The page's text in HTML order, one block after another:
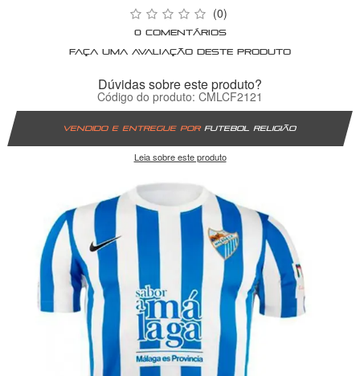
(0)
0 comentários
Faça uma avaliação deste produto
Dúvidas sobre este produto?
Código do produto: CMLCF2121
Vendido e entregue porFutebol Religião
Leia sobre este produto